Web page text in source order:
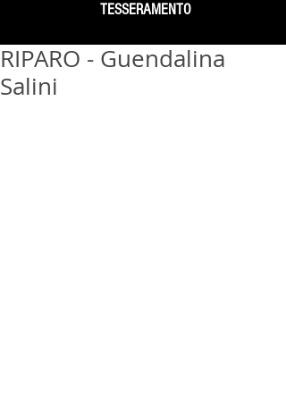
TESSERAMENTO
RIPARO - Guendalina
Salini